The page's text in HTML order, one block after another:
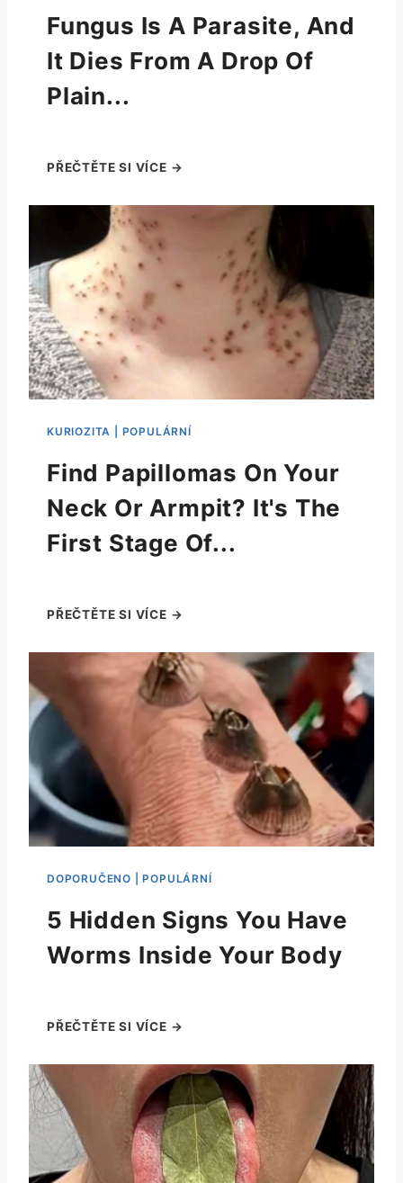
Fungus Is A Parasite, And
It Dies From A Drop Of
Plain...
Find Papillomas On Your
Neck Or Armpit? It's The
First Stage Of...
5 Hidden Signs You Have
Worms Inside Your Body